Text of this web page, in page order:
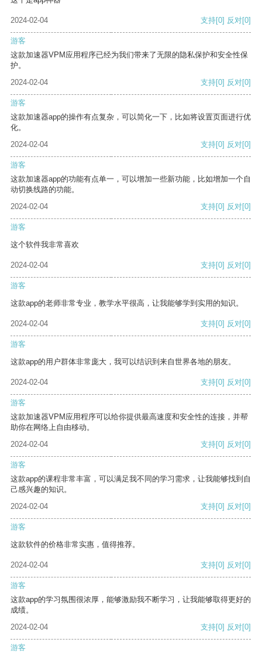
2024-02-04 支持[0] 反对[0]
游客
这款加速器VPM应用程序已经为我们带来了无限的隐私保护和安全性保
护。
2024-02-04
支持[0] 反对[0]
游客
这款加速器app的操作有点复杂，可以简化一下，比如将设置页面进行优
化。
2024-02-04
支持[0] 反对[0]
游客
这款加速器app的功能有点单一，可以增加一些新功能，比如增加一个自
动切换线路的功能。
2024-02-04
支持[0] 反对[0]
游客
这个软件我非常喜欢
2024-02-04 支持[0] 反对[0]
游客
这款app的老师非常专业，教学水平很高，让我能够学到实用的知识。
2024-02-04 支持[0] 反对[0]
游客
这款app的用户群体非常庞大，我可以结识到来自世界各地的朋友。
2024-02-04 支持[0] 反对[0]
游客
这款加速器VPM应用程序可以给你提供最高速度和安全性的连接，并帮
助你在网络上自由移动。
2024-02-04
支持[0] 反对[0]
游客
这款app的课程非常丰富，可以满足我不同的学习需求，让我能够找到自
己感兴趣的知识。
2024-02-04
支持[0] 反对[0]
游客
这款软件的价格非常实惠，值得推荐。
2024-02-04 支持[0] 反对[0]
游客
这款app的学习氛围很浓厚，能够激励我不断学习，让我能够取得更好的
成绩。
2024-02-04
支持[0] 反对[0]
游客